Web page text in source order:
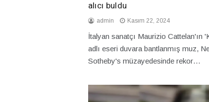
alıcı buldu
admin Kasım 22, 2024
İtalyan sanatçı Maurizio Cattelan'ın
adlı eseri duvara bantlanmış muz,
Sotheby's müzayedesinde rekor…